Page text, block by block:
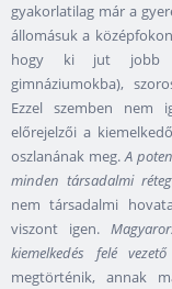
gyakorlatilag már a
állomásuk a
hogy ki jut jobb
gimnáziumokba),
Ezzel szemben nem
előrejelzői a
oszlanának meg.A
minden társadalmi
nem társadalmi
viszont igen.
kiemelkedés felé
megtörténik, annak